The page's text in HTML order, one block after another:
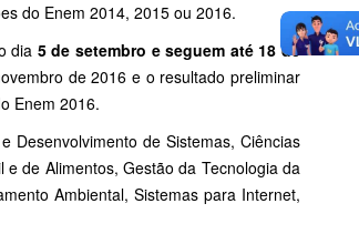
do Enem 2014, 2015 ou 2016.
dia 5 de setembro e seguem até 18 de
de 2016 e o resultado preliminar
Enem 2016.
Desenvolvimento de Sistemas, Ciências
de Alimentos, Gestão da Tecnologia da
Ambiental, Sistemas para Internet,